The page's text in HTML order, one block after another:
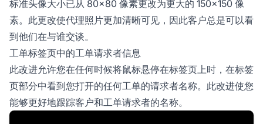
标准头像大小已从 80×80 像素更改为更大的 150×150 像
素。此更改使代理照片更加清晰可见，因此客户总是可以看
到他们在与谁交谈。
工单标签页中的工单请求者信息
此改进允许您在任何时候将鼠标悬停在标签页上时，在标签
页部分中看到您打开的任何工单的请求者名称。此改进使您
能够更好地跟踪客户和工单请求者的名称。